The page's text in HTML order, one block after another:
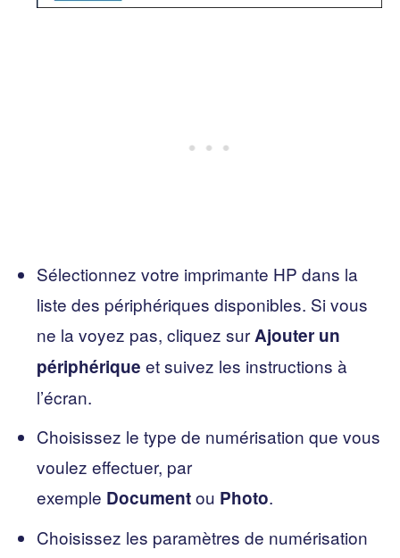
Sélectionnez votre imprimante HP dans la
liste des périphériques disponibles. Si vous
ne la voyez pas, cliquez surAjouter un
périphérique et suivez les instructions à
l’écran.
Choisissez le type de numérisation que vous
voulez effectuer, par
exemple Documentou Photo.
Choisissez les paramètres de numérisation